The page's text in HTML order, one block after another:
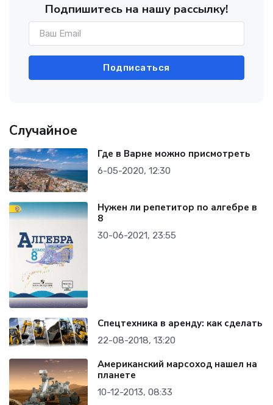
Подпишитесь на нашу рассылку!
Подписаться
Случайное
Где в Варне можно присмотреть
6-05-2020, 12:30
Нужен ли репетитор по алгебре в
8
30-06-2021, 23:55
Спецтехника в аренду: как сделать
22-08-2018, 13:20
Американский марсоход нашел на
планете
10-12-2013, 08:33